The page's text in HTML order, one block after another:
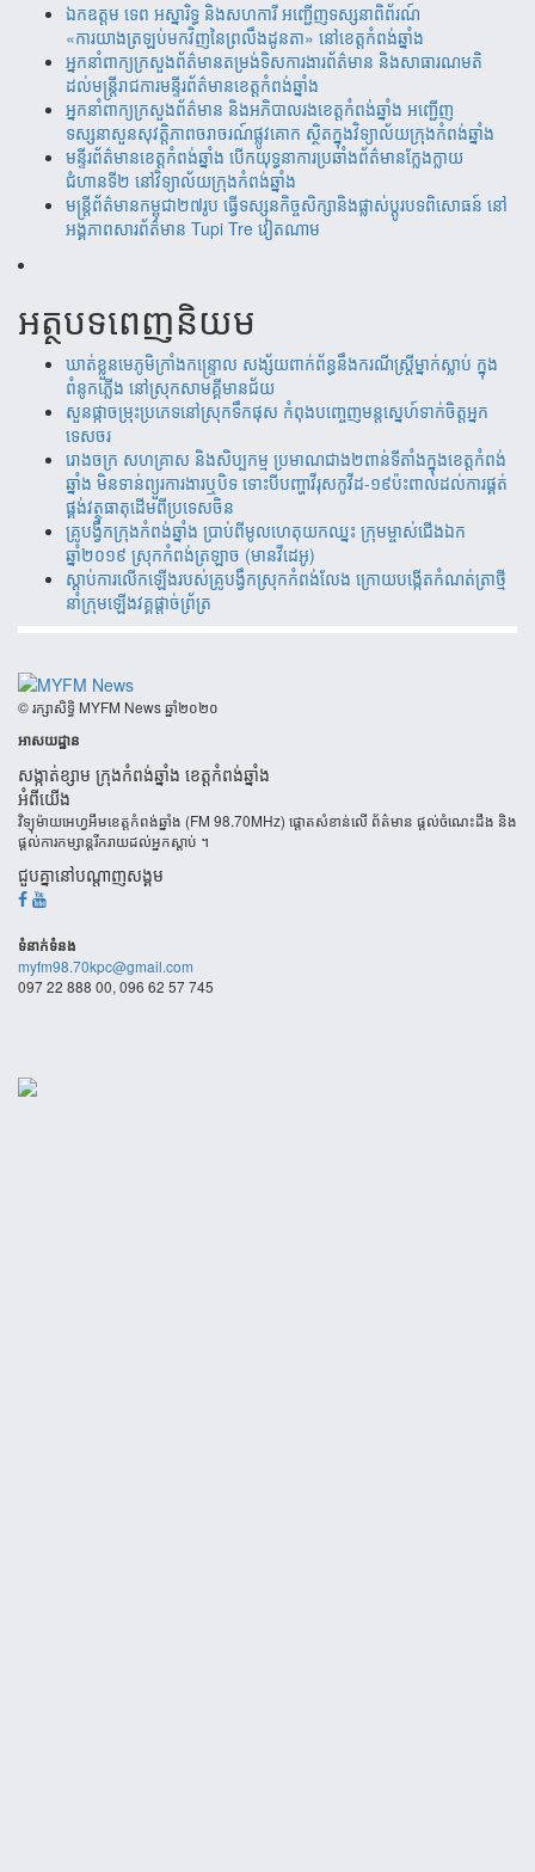
ឯកឧត្តម ទេព អស្នារិទ្ធ និងសហការី អញ្ជើញទស្សនាពិព័រណ៍
«ការយាងត្រឡប់មកវិញនៃព្រលឹងដូនតា» នៅខេត្តកំពង់ឆ្នាំង
អ្នកនាំពាក្យក្រសួងព័ត៌មានតម្រង់ទិសការងារព័ត៌មាន និងសាធារណមតិ
ដល់មន្រ្តីរាជការមន្ទីរព័ត៌មានខេត្តកំពង់ឆ្នាំង
អ្នកនាំពាក្យក្រសួងព័ត៌មាន និងអភិបាលរងខេត្តកំពង់ឆ្នាំង អញ្ជើញ
ទស្សនាសួនសុវត្តិភាពចរាចរណ៍ផ្លូវគោក ស្ថិតក្នុងវិទ្យាល័យក្រុងកំពង់ឆ្នាំង
មន្ទីរព័ត៌មានខេត្តកំពង់ឆ្នាំង បើកយុទ្ធនាការប្រឆាំងព័ត៌មានក្លែងក្លាយ
ជំហានទី២ នៅវិទ្យាល័យក្រុងកំពង់ឆ្នាំង
មន្ត្រីព័ត៌មានកម្ពុជា២៧រូប ធ្វើទស្សនកិច្ចសិក្សានិងផ្លាស់ប្តូរបទពិសោធន៍ នៅ
អង្គភាពសារព័ត៌មាន Tupi Tre វៀតណាម
អត្ថបទពេញនិយម
ឃាត់​ខ្លួន​មេភូមិ​ក្រាំង​កន្រ្ទោល សង្ស័យ​ពាក់ព័ន្ធ​នឹ​ង​​ករណី​ស្រ្តីម្នាក់​ស្លាប់ ​ក្នុង​
ពំនូក​ភ្លើង​ នៅស្រុក​សាម​គ្គីមាន​ជ័យ
សួន​​ផ្កា​ច​ម្រុះ​​ប្រភេទ​​នៅ​​ស្រុក​​​ទឹក​​ផុស​​ កំពុង​​បញ្ចេញ​​​មន្តស្នេហ៍​​​​ទាក់​​​ចិត្ត​​អ្នក
ទេស​​ចរ​
រោងចក្រ ​សហគ្រាស​ និងសិប្បកម្ម ប្រមាណ​​​ជាង​​២ពាន់​​ទីតាំង​​ក្នុង​​ខេត្តកំពង់​
ឆ្នាំង​ មិន​ទាន់ព្យួរការងារ​ឬបិទ ទោះបីបញ្ហាវីរុសកូវីដ-១៩ប៉ះពាល់ដល់ការ​ផ្គត់​
ផ្គង់​វត្ថុ​ធាតុ​​ដើម​​ពី​​ប្រទេស​ចិន​
គ្រូបង្វឹកក្រុងកំពង់ឆ្នាំង ប្រាប់ពីមូលហេតុយកឈ្នះ ក្រុមម្ចាស់ជើងឯក
ឆ្នាំ២០១៩ ស្រុកកំពង់ត្រឡាច (មានវីដេអូ)
ស្តាប់ការលើកឡើងរបស់គ្រូបង្វឹកស្រុកកំពង់លែង ក្រោយបង្កើតកំណត់ត្រាថ្មី
នាំក្រុមឡើងវគ្គផ្តាច់ព័្រត្រ
​© រក្សា​សិទ្ធិ​ MYFM News ឆ្នាំ​២០២០
អាសយដ្ឋាន
សង្កាត់ខ្សាម ក្រុងកំពង់ឆ្នាំង ខេត្តកំពង់ឆ្នាំង
អំពីយើង
វិទ្យុម៉ាយអេហ្វអឹមខេត្តកំពង់ឆ្នាំង (FM 98.70MHz) ផ្តោតសំខាន់លើ ព័ត៌មាន ផ្តល់ចំណេះដឹង និង
ផ្តល់ការកម្សាន្តរីករាយដល់អ្នកស្តាប់ ។
ជួបគ្នានៅបណ្តាញសង្គម
ទំនាក់​ទំនង
myfm98.70kpc@gmail.com
097 22 888 00, 096 62 57 745